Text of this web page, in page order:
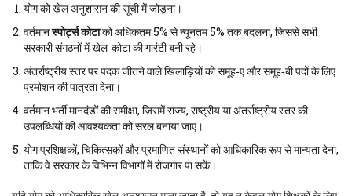
योग को खेल अनुशासन की सूची में जोड़ना।
वर्तमानस्पोर्ट्स कोटाको अधिकतम 5% से न्यूनतम 5% तक बदलना, जिससे सभी
सरकारी संगठनों में खेल‑कोटा की गारंटी बनी रहे।
अंतर्राष्ट्रीय स्तर पर पदक जीतने वाले खिलाड़ियों को समूह‑ए और समूह‑बी पदों के लिए
प्रमोशन की पात्रता देना।
वर्तमान भर्ती मानदंडों की समीक्षा, जिसमें राज्य, राष्ट्रीय या अंतर्राष्ट्रीय स्तर की
उपलब्धियों की आवश्यकता को सरल बनाया जाए।
योग प्रशिक्षकों, चिकित्सकों और प्रमाणित संस्थानों को आधिकारिक रूप से मान्यता देना,
ताकि वे सरकार के विभिन्न विभागों में रोजगार पा सकें।